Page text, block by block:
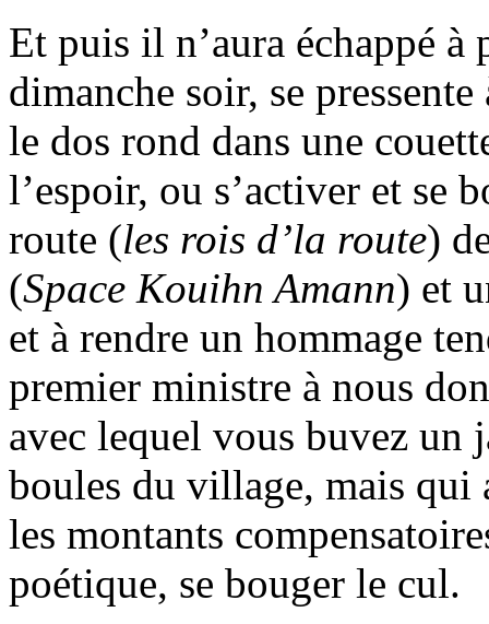
Et puis il n’aura échappé à
dimanche soir, se
le dos rond dans une
l’espoir, ou s’activer et se
route (les rois d’la route)
(Space Kouihn Amann) et
et à rendre un hommage
premier ministre à nous
avec lequel vous buvez un
boules du village, mais qui
les montants
poétique, se bouger le cul.